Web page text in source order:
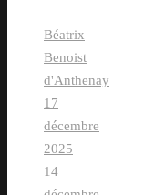
Béatrix
Benoist
d'Anthenay
17
décembre
2025
14